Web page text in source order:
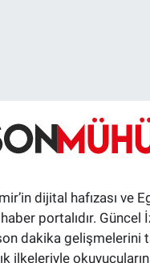
dijital hafızası ve
portalıdır. Güncel
dakika gelişmelerini
ilkeleriyle